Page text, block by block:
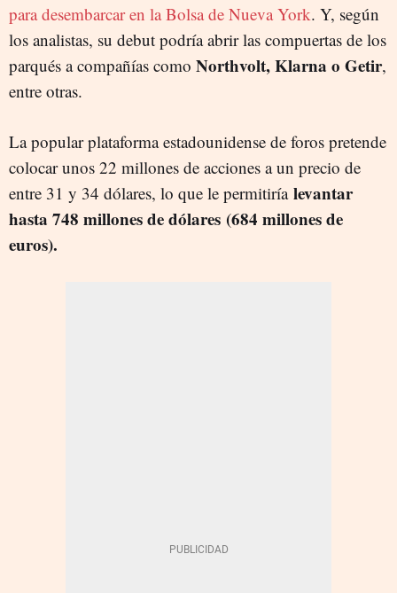
para desembarcar en la Bolsa de Nueva York. Y, según
los analistas, su debut podría abrir las compuertas de los
parqués a compañías como Northvolt, Klarna o Getir,
entre otras.
La popular plataforma estadounidense de foros pretende
colocar unos 22 millones de acciones a un precio de
entre 31 y 34 dólares, lo que le permitiría levantar
hasta 748 millones de dólares (684 millones de
euros).